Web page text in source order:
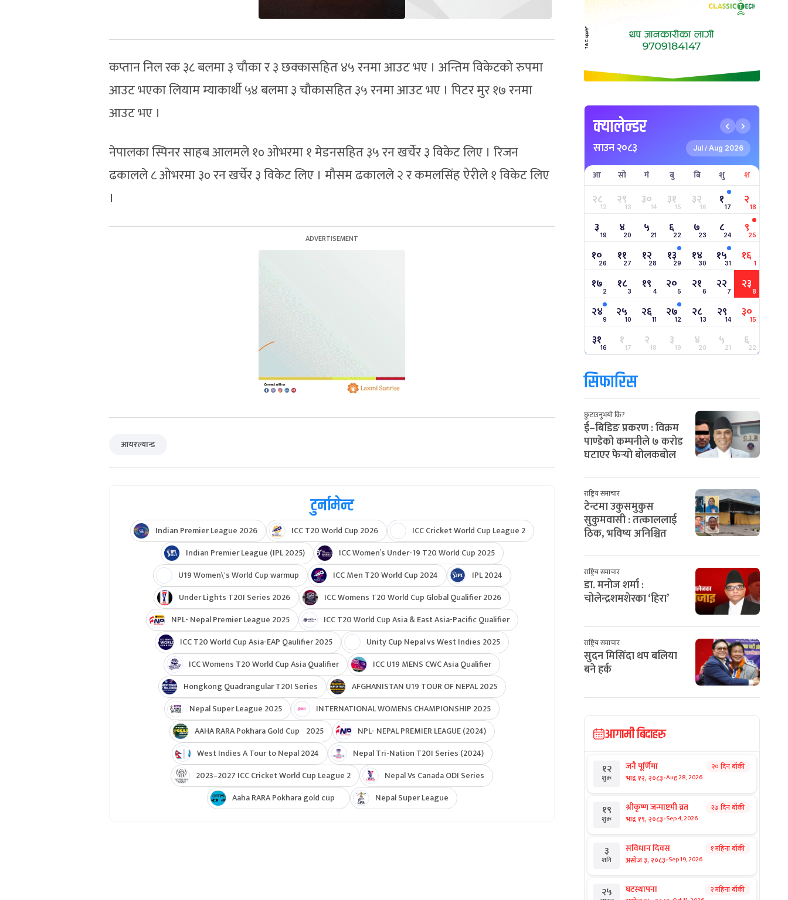
कप्तान निल रक ३८ बलमा ३ चौका र ३ छक्कासहित ४५ रनमा आउट भए । अन्तिम विकेटको रुपमा
आउट भएका लियाम म्याकार्थी ५४ बलमा ३ चौकासहित ३५ रनमा आउट भए । पिटर मुर १७ रनमा
आउट भए ।
नेपालका स्पिनर साहब आलमले १० ओभरमा १ मेडनसहित ३५ रन खर्चेर ३ विकेट लिए । रिजन
ढकालले ८ ओभरमा ३० रन खर्चेर ३ विकेट लिए । मौसम ढकालले २ र कमलसिंह ऐरीले १ विकेट लिए
।
आयरल्यान्ड
टुर्नामेन्ट
Indian Premier League 2026 ICC T20 World Cup 2026
ICC Cricket World Cup League 2
Indian Premier League (IPL 2025)
ICC Women’s Under-19 T20 World Cup 2025
U19 Women\'s World Cup warmup
ICC Men T20 World Cup 2024
IPL 2024
Under Lights T20I Series 2026
ICC Womens T20 World Cup Global Qualifier 2026
NPL- Nepal Premier League 2025
ICC T20 World Cup Asia & East Asia-Pacific Qualifier
ICC T20 World Cup Asia-EAP Qaulifier 2025
Unity Cup Nepal vs West Indies 2025
ICC Womens T20 World Cup Asia Qualifier
ICC U19 MENS CWC Asia Qualifier
Hongkong Quadrangular T20I Series
AFGHANISTAN U19 TOUR OF NEPAL 2025
Nepal Super League 2025
INTERNATIONAL WOMENS CHAMPIONSHIP 2025
AAHA RARA Pokhara Gold Cup 2025
NPL- NEPAL PREMIER LEAGUE (2024)
West Indies A Tour to Nepal 2024
Nepal Tri-Nation T20I Series (2024)
2023–2027 ICC Cricket World Cup League 2
Nepal Vs Canada ODI Series
Aaha RARA Pokhara gold cup
Nepal Super League
क्यालेन्डर
साउन २०८३ Jul / Aug 2026
आ सो मं बु बि शु श
२८12 २९13 ३०14 ३१15 ३२16 १17 २18
३ 19 ४20 ५ 21 ६22 ७23 ८24 ९25
१०26 ११27 १२28 १३29 १४30 १५31 १६ 1
१७2 १८3 १९ 4 २०5 २१6 २२7 २३8
२४9 २५10 २६11 २७12 २८13 २९14 ३०15
३१16 १17 २18 ३19 ४20 ५21 ६22
सिफारिस
छुटाउनुभयो कि?
ई–बिडिङ प्रकरण : विक्रम
पाण्डेको कम्पनीले ७ करोड
घटाएर फेर्‍यो बोलकबोल
राष्ट्रिय समाचार
टेन्टमा उकुसमुकुस
सुकुमवासी : तत्काललाई
ठिक, भविष्य अनिश्चित
राष्ट्रिय समाचार
डा. मनोज शर्मा :
चोलेन्द्रशमशेरका ‘हिरा’
राष्ट्रिय समाचार
सुदन मिसिंदा थप बलिया
बने हर्क
आगामी बिदाहरु
१२
शुक्र
जनै पूर्णिमा
भाद्र १२, २०८३-Aug 28, 2026
२० दिन बाँकी
१९
शुक्र
श्रीकृष्ण जन्माष्टमी व्रत
भाद्र १९, २०८३-Sep 4, 2026
२७ दिन बाँकी
३
शनि
संविधान दिवस
असोज ३, २०८३-Sep 19, 2026
१ महिना बाँकी
२५ घटस्थापना २ महिना बाँकी